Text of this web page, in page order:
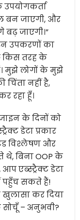
बन जाएगी, और
जाएगी।”
उपकरणों का
तरह के
मुझे लोगों के मुझे
चिंता नहीं है,
रहा हूँ।
के दिनों को
डेटा प्रकार
विश्लेषण और
थे, बिना OOP के
एब्स्ट्रैक्ट डेटा
पहुँच सकते हैं!
कर दिया
सोचूँ – अनुभवी?